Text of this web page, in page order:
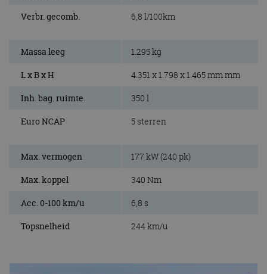
Verbr. gecomb. 6,8 l/100km
Massa leeg 1.295 kg
L x B x H 4.351 x 1.798 x 1.465 mm mm
Inh. bag. ruimte. 350 l
Euro NCAP 5 sterren
Max. vermogen 177 kW (240 pk)
Max. koppel 340 Nm
Acc. 0-100 km/u 6,8 s
Topsnelheid 244 km/u